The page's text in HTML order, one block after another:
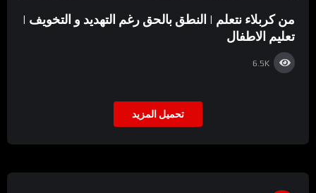
من كربلاء نتعلم | النطق بالحق رغم التهديد و التخويف |
تعليم الاطفال
6.5K
تحميل المزيد